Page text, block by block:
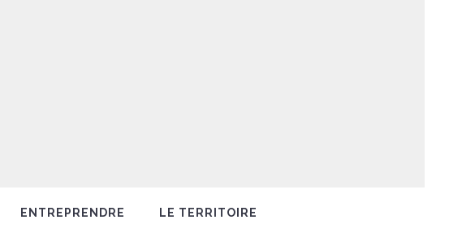
ENTREPRENDRE
LE TERRITOIRE